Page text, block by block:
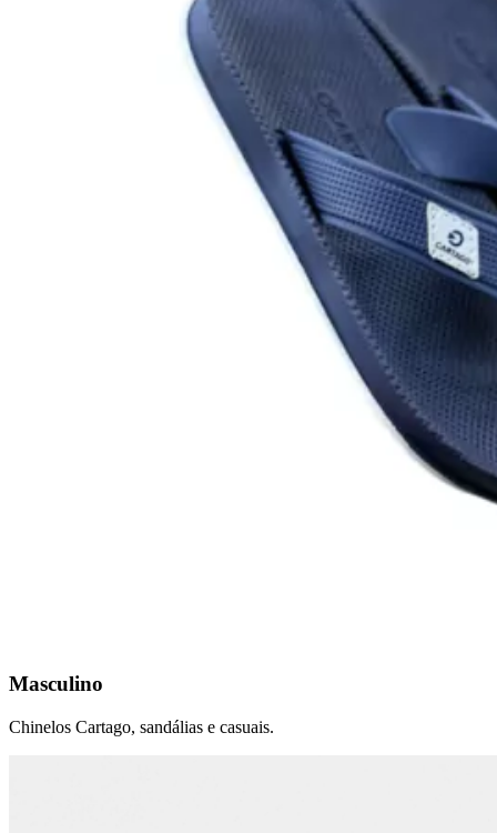
Masculino
Chinelos Cartago, sandálias e casuais.